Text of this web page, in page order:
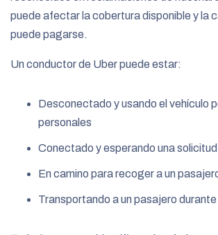
puede afectar la cobertura disponible y la
puede pagarse.
Un conductor de Uber puede estar:
Desconectado y usando el vehículo
personales
Conectado y esperando una
En camino para recoger a un
Transportando a un pasajero